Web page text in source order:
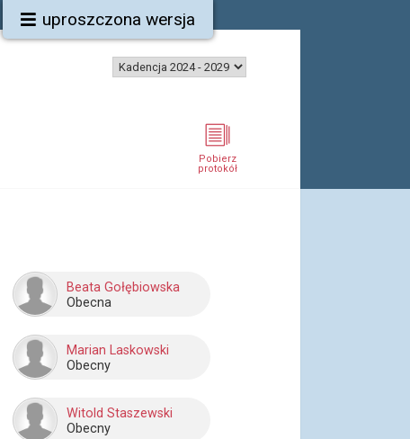
uproszczona wersja
Pobierz
protokół
Beata Gołębiowska
Obecna
Marian Laskowski
Obecny
Witold Staszewski
Obecny